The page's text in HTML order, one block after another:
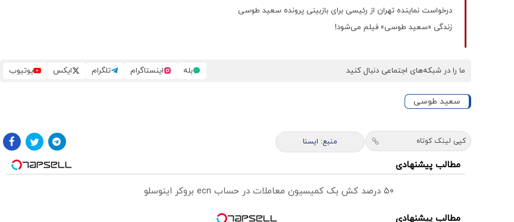
درخواست نماینده تهران از رئیسی برای بازبینی پرونده سعید طوسی
زندگی «سعید طوسی» فیلم می‌شود!
ما را در شبکه‌های اجتماعی دنبال کنید بله اینستاگرام تلگرام ایکس یوتیوب
سعید طوسی
کپی لینک کوتاه منبع: ایسنا
مطالب پیشنهادی
۵۰ درصد کش بک کمیسیون معاملات در حساب ecn بروکر اینوسلو
مطالب پیشنهادی